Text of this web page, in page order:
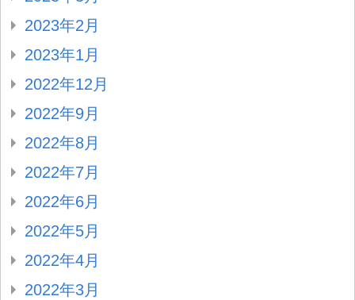
2023年2月
2023年1月
2022年12月
2022年9月
2022年8月
2022年7月
2022年6月
2022年5月
2022年4月
2022年3月